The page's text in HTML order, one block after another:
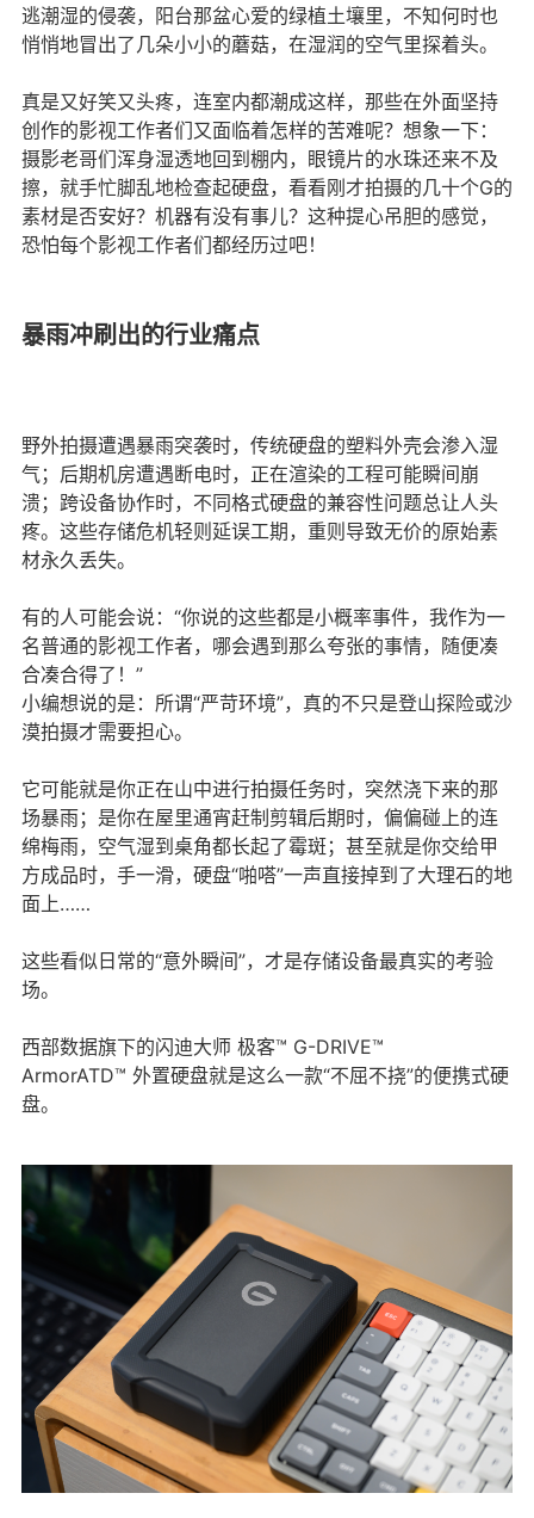
逃潮湿的侵袭，阳台那盆心爱的绿植土壤里，不知何时也
悄悄地冒出了几朵小小的蘑菇，在湿润的空气里探着头。
真是又好笑又头疼，连室内都潮成这样，那些在外面坚持
创作的影视工作者们又面临着怎样的苦难呢？想象一下：
摄影老哥们浑身湿透地回到棚内，眼镜片的水珠还来不及
擦，就手忙脚乱地检查起硬盘，看看刚才拍摄的几十个G的
素材是否安好？机器有没有事儿？这种提心吊胆的感觉，
恐怕每个影视工作者们都经历过吧！
暴雨冲刷出的行业痛点
野外拍摄遭遇暴雨突袭时，传统硬盘的塑料外壳会渗入湿
气；后期机房遭遇断电时，正在渲染的工程可能瞬间崩
溃；跨设备协作时，不同格式硬盘的兼容性问题总让人头
疼。这些存储危机轻则延误工期，重则导致无价的原始素
材永久丢失。
有的人可能会说：“你说的这些都是小概率事件，我作为一
名普通的影视工作者，哪会遇到那么夸张的事情，随便凑
合凑合得了！”
小编想说的是：所谓“严苛环境”，真的不只是登山探险或沙
漠拍摄才需要担心。
它可能就是你正在山中进行拍摄任务时，突然浇下来的那
场暴雨；是你在屋里通宵赶制剪辑后期时，偏偏碰上的连
绵梅雨，空气湿到桌角都长起了霉斑；甚至就是你交给甲
方成品时，手一滑，硬盘“啪嗒”一声直接掉到了大理石的地
面上……
这些看似日常的“意外瞬间”，才是存储设备最真实的考验
场。
西部数据旗下的闪迪大师 极客™ G-DRIVE™
ArmorATD™ 外置硬盘就是这么一款“不屈不挠”的便携式硬
盘。